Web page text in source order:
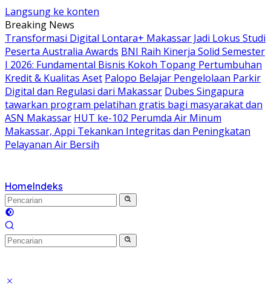
Langsung ke konten
Breaking News
Transformasi Digital Lontara+ Makassar Jadi Lokus Studi
Peserta Australia Awards BNI Raih Kinerja Solid Semester
I 2026: Fundamental Bisnis Kokoh Topang Pertumbuhan
Kredit & Kualitas Aset Palopo Belajar Pengelolaan Parkir
Digital dan Regulasi dari Makassar Dubes Singapura
tawarkan program pelatihan gratis bagi masyarakat dan
ASN Makassar HUT ke-102 Perumda Air Minum
Makassar, Appi Tekankan Integritas dan Peningkatan
Pelayanan Air Bersih
HomeIndeks